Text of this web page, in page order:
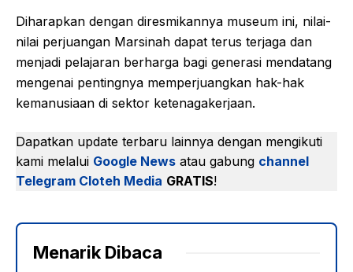
Diharapkan dengan diresmikannya museum ini, nilai-
nilai perjuangan Marsinah dapat terus terjaga dan
menjadi pelajaran berharga bagi generasi mendatang
mengenai pentingnya memperjuangkan hak-hak
kemanusiaan di sektor ketenagakerjaan.
Dapatkan update terbaru lainnya dengan mengikuti
kami melalui Google News atau gabung channel
Telegram Cloteh Media GRATIS!
Menarik Dibaca